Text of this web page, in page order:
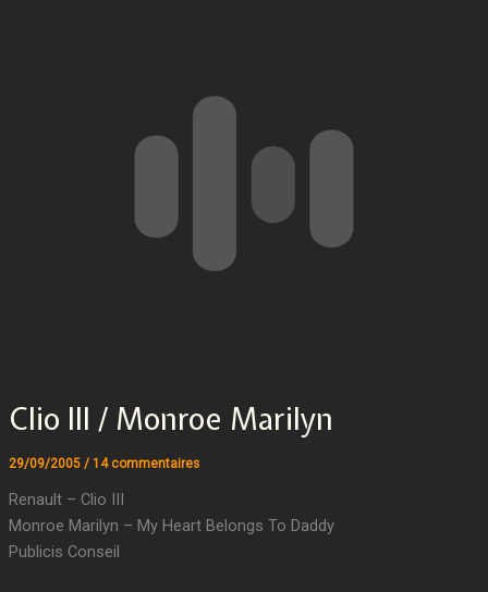
Clio III / Monroe Marilyn
29/09/2005 / 14 commentaires
Renault – Clio III
Monroe Marilyn – My Heart Belongs To Daddy
Publicis Conseil